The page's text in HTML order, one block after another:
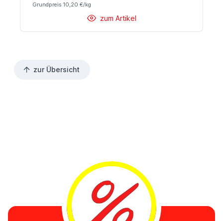
Grundpreis 10,20 €/kg
zum Artikel
zur Übersicht